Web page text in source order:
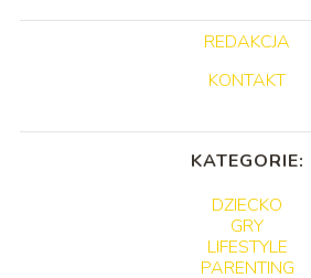
REDAKCJA
KONTAKT
KATEGORIE:
DZIECKO
GRY
LIFESTYLE
PARENTING